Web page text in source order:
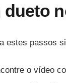
estes passos
o vídeo